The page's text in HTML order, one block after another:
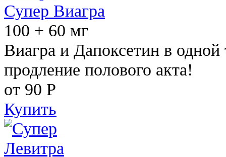
Супер Виагра
100 + 60 мг
Виагра и Дапоксетин в одной
продление полового акта!
от 90 Р
Купить